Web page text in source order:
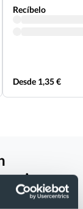
Recíbelo
Desde 1,35 €
inox y